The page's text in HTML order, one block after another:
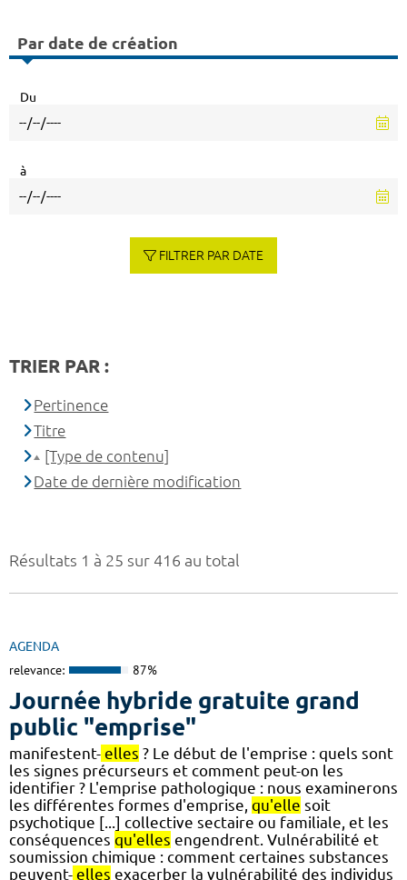
Résultats 1 à 25 sur 416 au total
AGENDA
relevance: 87%
Journée hybride gratuite grand
public "emprise"
manifestent- elles ? Le début de l'emprise : quels sont
les signes précurseurs et comment peut-on les
identifier ? L'emprise pathologique : nous examinerons
les différentes formes d'emprise, qu'elle soit
psychotique [...] collective sectaire ou familiale, et les
conséquences qu'elles engendrent. Vulnérabilité et
soumission chimique : comment certaines substances
peuvent- elles exacerber la vulnérabilité des individus
Par date de création
Du
à
FILTRER PAR DATE
TRIER PAR :
Pertinence
Titre
[Type de contenu]
Date de dernière modification